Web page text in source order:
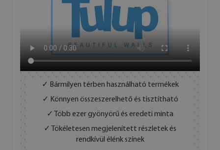
✓ Bármilyen térben használható termékek
✓ Könnyen összeszerelhető és tisztítható
✓ Több ezer gyönyörű és eredeti minta
✓ Tökéletesen megjelenített részletek és
rendkívül élénk színek